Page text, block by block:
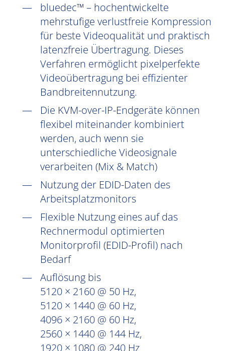
bluedec™ – hochentwickelte
mehrstufige verlustfreie Kompression
für beste Videoqualität und praktisch
latenzfreie Übertragung. Dieses
Verfahren ermöglicht pixelperfekte
Videoübertragung bei effizienter
Bandbreitennutzung.
Die KVM-over-IP-Endgeräte können
flexibel miteinander kombiniert
werden, auch wenn sie
unterschiedliche Videosignale
verarbeiten (Mix & Match)
Nutzung der EDID-Daten des
Arbeitsplatzmonitors
Flexible Nutzung eines auf das
Rechnermodul optimierten
Monitorprofil (EDID-Profil) nach
Bedarf
Auflösung bis
5120 × 2160 @ 50 Hz,
5120 × 1440 @ 60 Hz,
4096 × 2160 @ 60 Hz,
2560 × 1440 @ 144 Hz,
1920 × 1080 @ 240 Hz